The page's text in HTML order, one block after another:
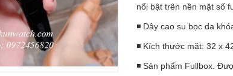
nổi bật trên nền mặt số
◾ Dây cao su bọc da
◾ Kích thước mặt: 32 x
◾ Sản phẩm Fullbox.